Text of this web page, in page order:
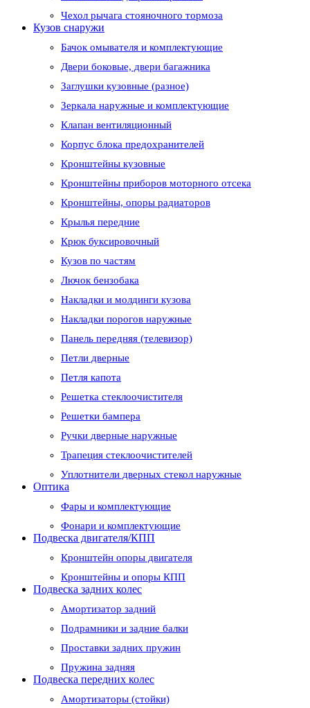
Чехол рычага стояночного тормоза
Кузов снаружи
Бачок омывателя и комплектующие
Двери боковые, двери багажника
Заглушки кузовные (разное)
Зеркала наружные и комплектующие
Клапан вентиляционный
Корпус блока предохранителей
Кронштейны кузовные
Кронштейны приборов моторного отсека
Кронштейны, опоры радиаторов
Крылья передние
Крюк буксировочный
Кузов по частям
Лючок бензобака
Накладки и молдинги кузова
Накладки порогов наружные
Панель передняя (телевизор)
Петли дверные
Петля капота
Решетка стеклоочистителя
Решетки бампера
Ручки дверные наружные
Трапеция стеклоочистителей
Уплотнители дверных стекол наружные
Оптика
Фары и комплектующие
Фонари и комплектующие
Подвеска двигателя/КПП
Кронштейн опоры двигателя
Кронштейны и опоры КПП
Подвеска задних колес
Амортизатор задний
Подрамники и задние балки
Проставки задних пружин
Пружина задняя
Подвеска передних колес
Амортизаторы (стойки)